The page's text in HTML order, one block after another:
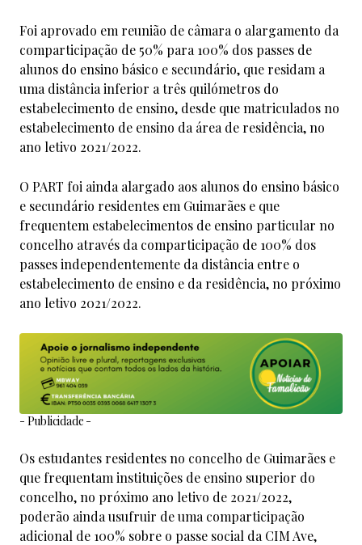
Foi aprovado em reunião de câmara o alargamento da
comparticipação de 50% para 100% dos passes de
alunos do ensino básico e secundário, que residam a
uma distância inferior a três quilómetros do
estabelecimento de ensino, desde que matriculados no
estabelecimento de ensino da área de residência, no
ano letivo 2021/2022.
O PART foi ainda alargado aos alunos do ensino básico
e secundário residentes em Guimarães e que
frequentem estabelecimentos de ensino particular no
concelho através da comparticipação de 100% dos
passes independentemente da distância entre o
estabelecimento de ensino e da residência, no próximo
ano letivo 2021/2022.
- Publicidade -
Os estudantes residentes no concelho de Guimarães e
que frequentam instituições de ensino superior do
concelho, no próximo ano letivo de 2021/2022,
poderão ainda usufruir de uma comparticipação
adicional de 100% sobre o passe social da CIM Ave,